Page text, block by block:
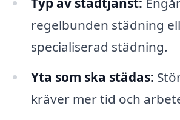
regelbunden städning
specialiserad städning.
Yta som ska städas:
kräver mer tid och